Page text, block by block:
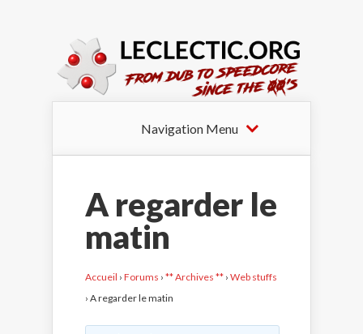
Navigation Menu
A regarder le
matin
Accueil › Forums › ** Archives ** › Web stuffs
› A regarder le matin